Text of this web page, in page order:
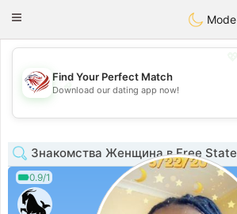
Dating
Toggle
Mode
💖
💕
Find Your Perfect Match
Download our dating app now!
Знакомства Женщина в Free State
0.9/1